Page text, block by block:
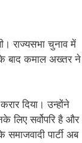
राज्यसभा चुनाव में
के बाद कमाल अख्तर ने
दिया। उन्होंने
लिए सर्वोपरि है और
पार्टी अब